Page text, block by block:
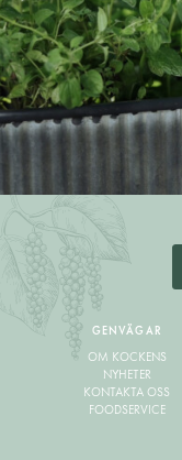
GENVÄGAR
OM KOCKENS
NYHETER
KONTAKTA OSS
FOODSERVICE